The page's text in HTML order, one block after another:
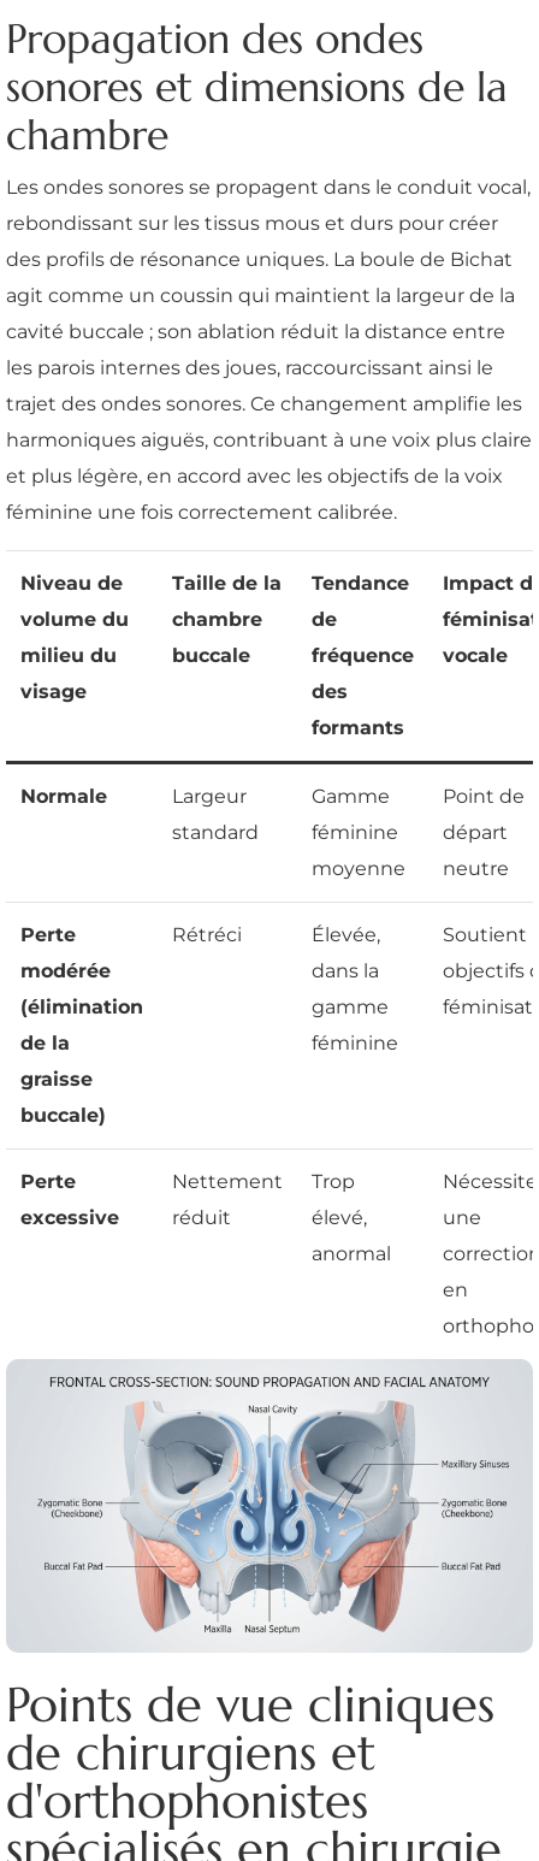
Propagation des ondes
sonores et dimensions de la
chambre
Les ondes sonores se propagent dans le conduit vocal,
rebondissant sur les tissus mous et durs pour créer
des profils de résonance uniques. La boule de Bichat
agit comme un coussin qui maintient la largeur de la
cavité buccale ; son ablation réduit la distance entre
les parois internes des joues, raccourcissant ainsi le
trajet des ondes sonores. Ce changement amplifie les
harmoniques aiguës, contribuant à une voix plus claire
et plus légère, en accord avec les objectifs de la voix
féminine une fois correctement calibrée.
Niveau de
volume du
milieu du
visage
Taille de la
chambre
buccale
Tendance
de
fréquence
des
formants
Impact
vocale
Normale
Largeur
standard
Gamme
féminine
moyenne
Point de
départ
neutre
Perte
modérée
(élimination
de la
graisse
buccale)
Rétréci
Élevée,
dans la
gamme
féminine
Soutient
objectifs
Perte
excessive
Nettement
réduit
Trop
élevé,
anormal
Nécessite
une
en
Points de vue cliniques
de chirurgiens et
d'orthophonistes